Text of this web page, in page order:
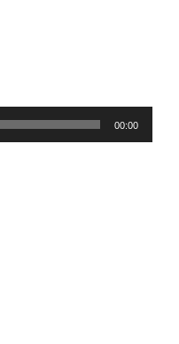
00:00